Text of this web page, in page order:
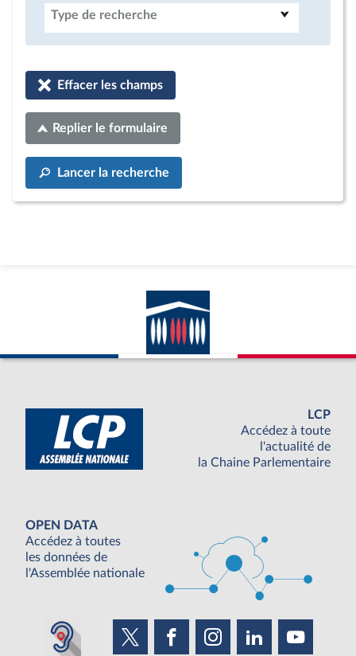
Type de recherche
Effacer les champs
Replier le formulaire
Lancer la recherche
LCP
Accédez à toute
l'actualité de
la Chaine Parlementaire
OPEN DATA
Accédez à toutes
les données de
l'Assemblée nationale